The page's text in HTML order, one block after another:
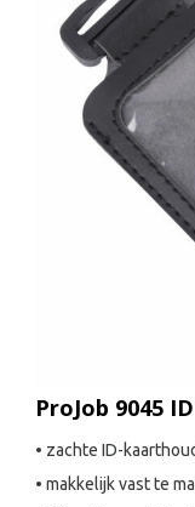
ProJob 9045
• zachte ID-
• makkelijk vast te